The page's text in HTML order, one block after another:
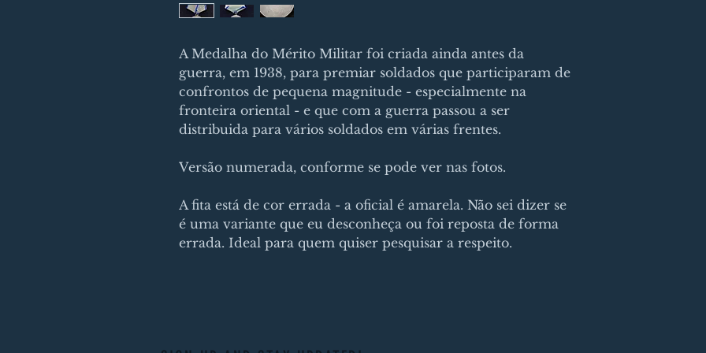
A Medalha do Mérito Militar foi criada ainda antes da
guerra, em 1938, para premiar soldados que participaram de
confrontos de pequena magnitude - especialmente na
fronteira oriental - e que com a guerra passou a ser
distribuida para vários soldados em várias frentes.
Versão numerada, conforme se pode ver nas fotos.
A fita está de cor errada - a oficial é amarela. Não sei dizer se
é uma variante que eu desconheça ou foi reposta de forma
errada. Ideal para quem quiser pesquisar a respeito.